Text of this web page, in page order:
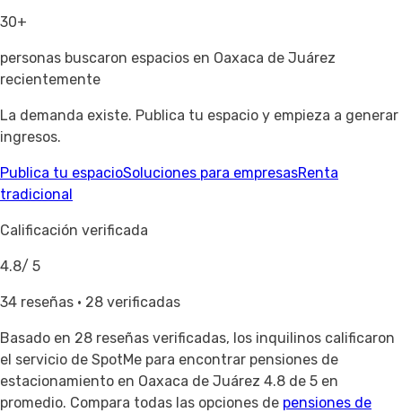
30+
personas buscaron espacios en Oaxaca de Juárez
recientemente
La demanda existe. Publica tu espacio y empieza a generar
ingresos.
Publica tu espacioSoluciones para empresasRenta
tradicional
Calificación verificada
4.8/ 5
34 reseñas · 28 verificadas
Basado en 28 reseñas verificadas, los inquilinos calificaron
el servicio de SpotMe para encontrar pensiones de
estacionamiento en Oaxaca de Juárez 4.8 de 5 en
promedio. Compara todas las opciones de pensiones de